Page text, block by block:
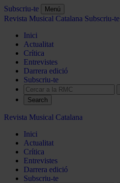
Subscriu-te Menú
Revista Musical Catalana Subscriu-te
Inici
Actualitat
Crítica
Entrevistes
Darrera edició
Subscriu-te
Search
Revista Musical Catalana
Inici
Actualitat
Crítica
Entrevistes
Darrera edició
Subscriu-te